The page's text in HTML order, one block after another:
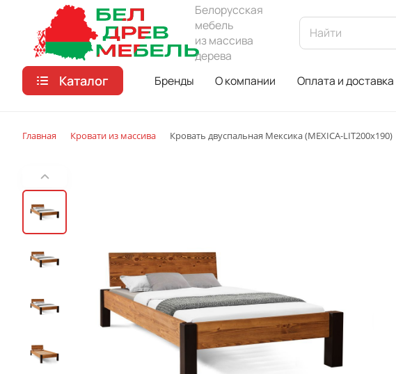
Белорусская
мебель
из массива
дерева
Каталог Бренды О компании Оплата и доставка
Главная Кровати из массива Кровать двуспальная Мексика (MEXICA-LIT200х190)